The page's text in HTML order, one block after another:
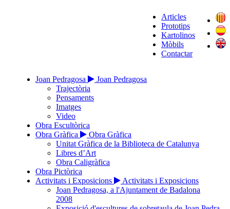
Articles
Prototips
Kartolinos
Mòbils
Contactar
Joan Pedragosa
Joan Pedragosa
Trajectòria
Pensaments
Imatges
Video
Obra Escultòrica
Obra Gràfica
Obra Gràfica
Unitat Gràfica de la Biblioteca de Catalunya
Libres d’Art
Obra Caligràfica
Obra Pictòrica
Activitats i Exposicions
Activitats i Exposicions
Joan Pedragosa, a l'Ajuntament de Badalona
2008